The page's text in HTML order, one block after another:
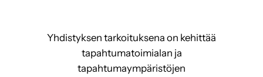
Yhdistyksen tarkoituksena on kehittää
tapahtumatoimialan ja
tapahtumaympäristöjen